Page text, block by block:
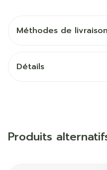
Méthodes de
Détails
Produits